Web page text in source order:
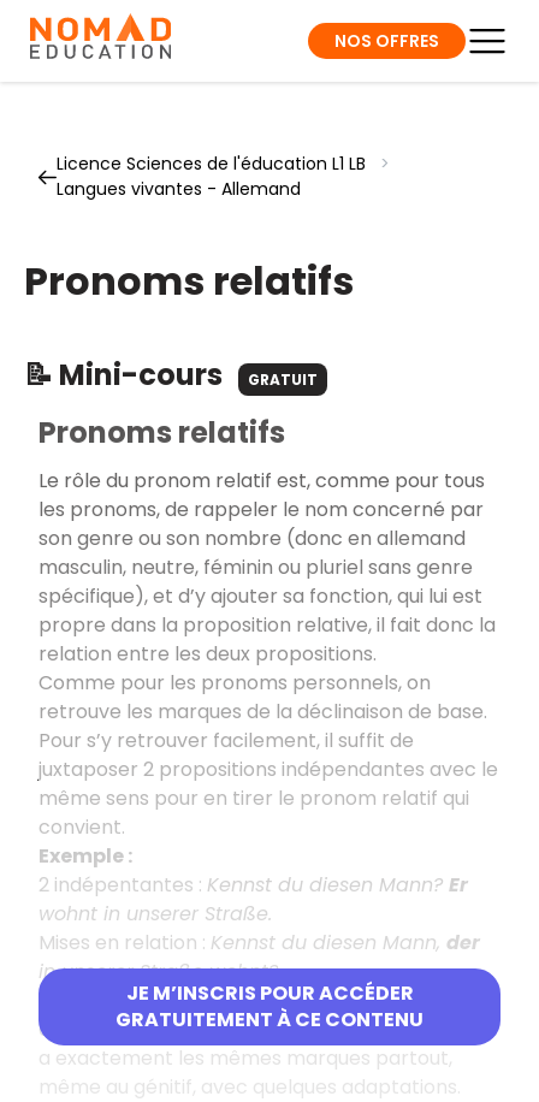
NOS OFFRES
Licence Sciences de l'éducation L1 LB
>
Langues vivantes - Allemand
Pronoms relatifs
📝 Mini-cours GRATUIT
JE M’INSCRIS POUR ACCÉDER
GRATUITEMENT À CE CONTENU
Pronoms relatifs
Le rôle du pronom relatif est, comme pour tous
les pronoms, de rappeler le nom concerné par
son genre ou son nombre (donc en allemand
masculin, neutre, féminin ou pluriel sans genre
spécifique), et d’y ajouter sa fonction, qui lui est
propre dans la proposition relative, il fait donc la
relation entre les deux propositions.
Comme pour les pronoms personnels, on
retrouve les marques de la déclinaison de base.
Pour s’y retrouver facilement, il suffit de
juxtaposer 2 propositions indépendantes avec le
même sens pour en tirer le pronom relatif qui
convient.
Exemple :
2 indépentantes : Kennst du diesen Mann? Er
wohnt in unserer Straße.
Mises en relation : Kennst du diesen Mann, der
in unserer Straße wohnt?
Il n’y a donc rien de nouveau à apprendre sur la
déclinaison pour manier les relatifs, puisque l’on
a exactement les mêmes marques partout,
même au génitif, avec quelques adaptations.